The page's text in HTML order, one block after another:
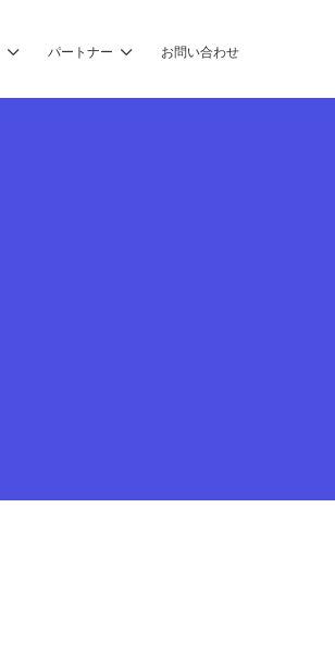
パートナー お問い合わせ